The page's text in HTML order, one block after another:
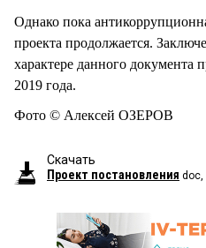
Однако пока
проекта продолжается.
характере данного
2019 года.
Фото © Алексей ОЗЕРОВ
Скачать
Проект постановления doc,